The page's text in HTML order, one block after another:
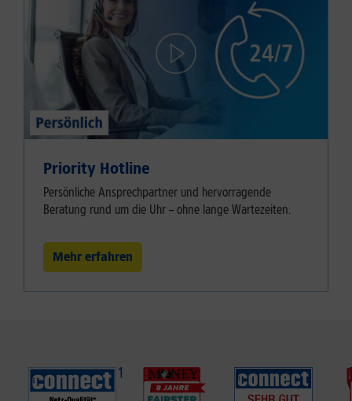
Priority Hotline
Persönliche Ansprechpartner und hervorragende
Beratung rund um die Uhr – ohne lange Wartezeiten.
Mehr erfahren